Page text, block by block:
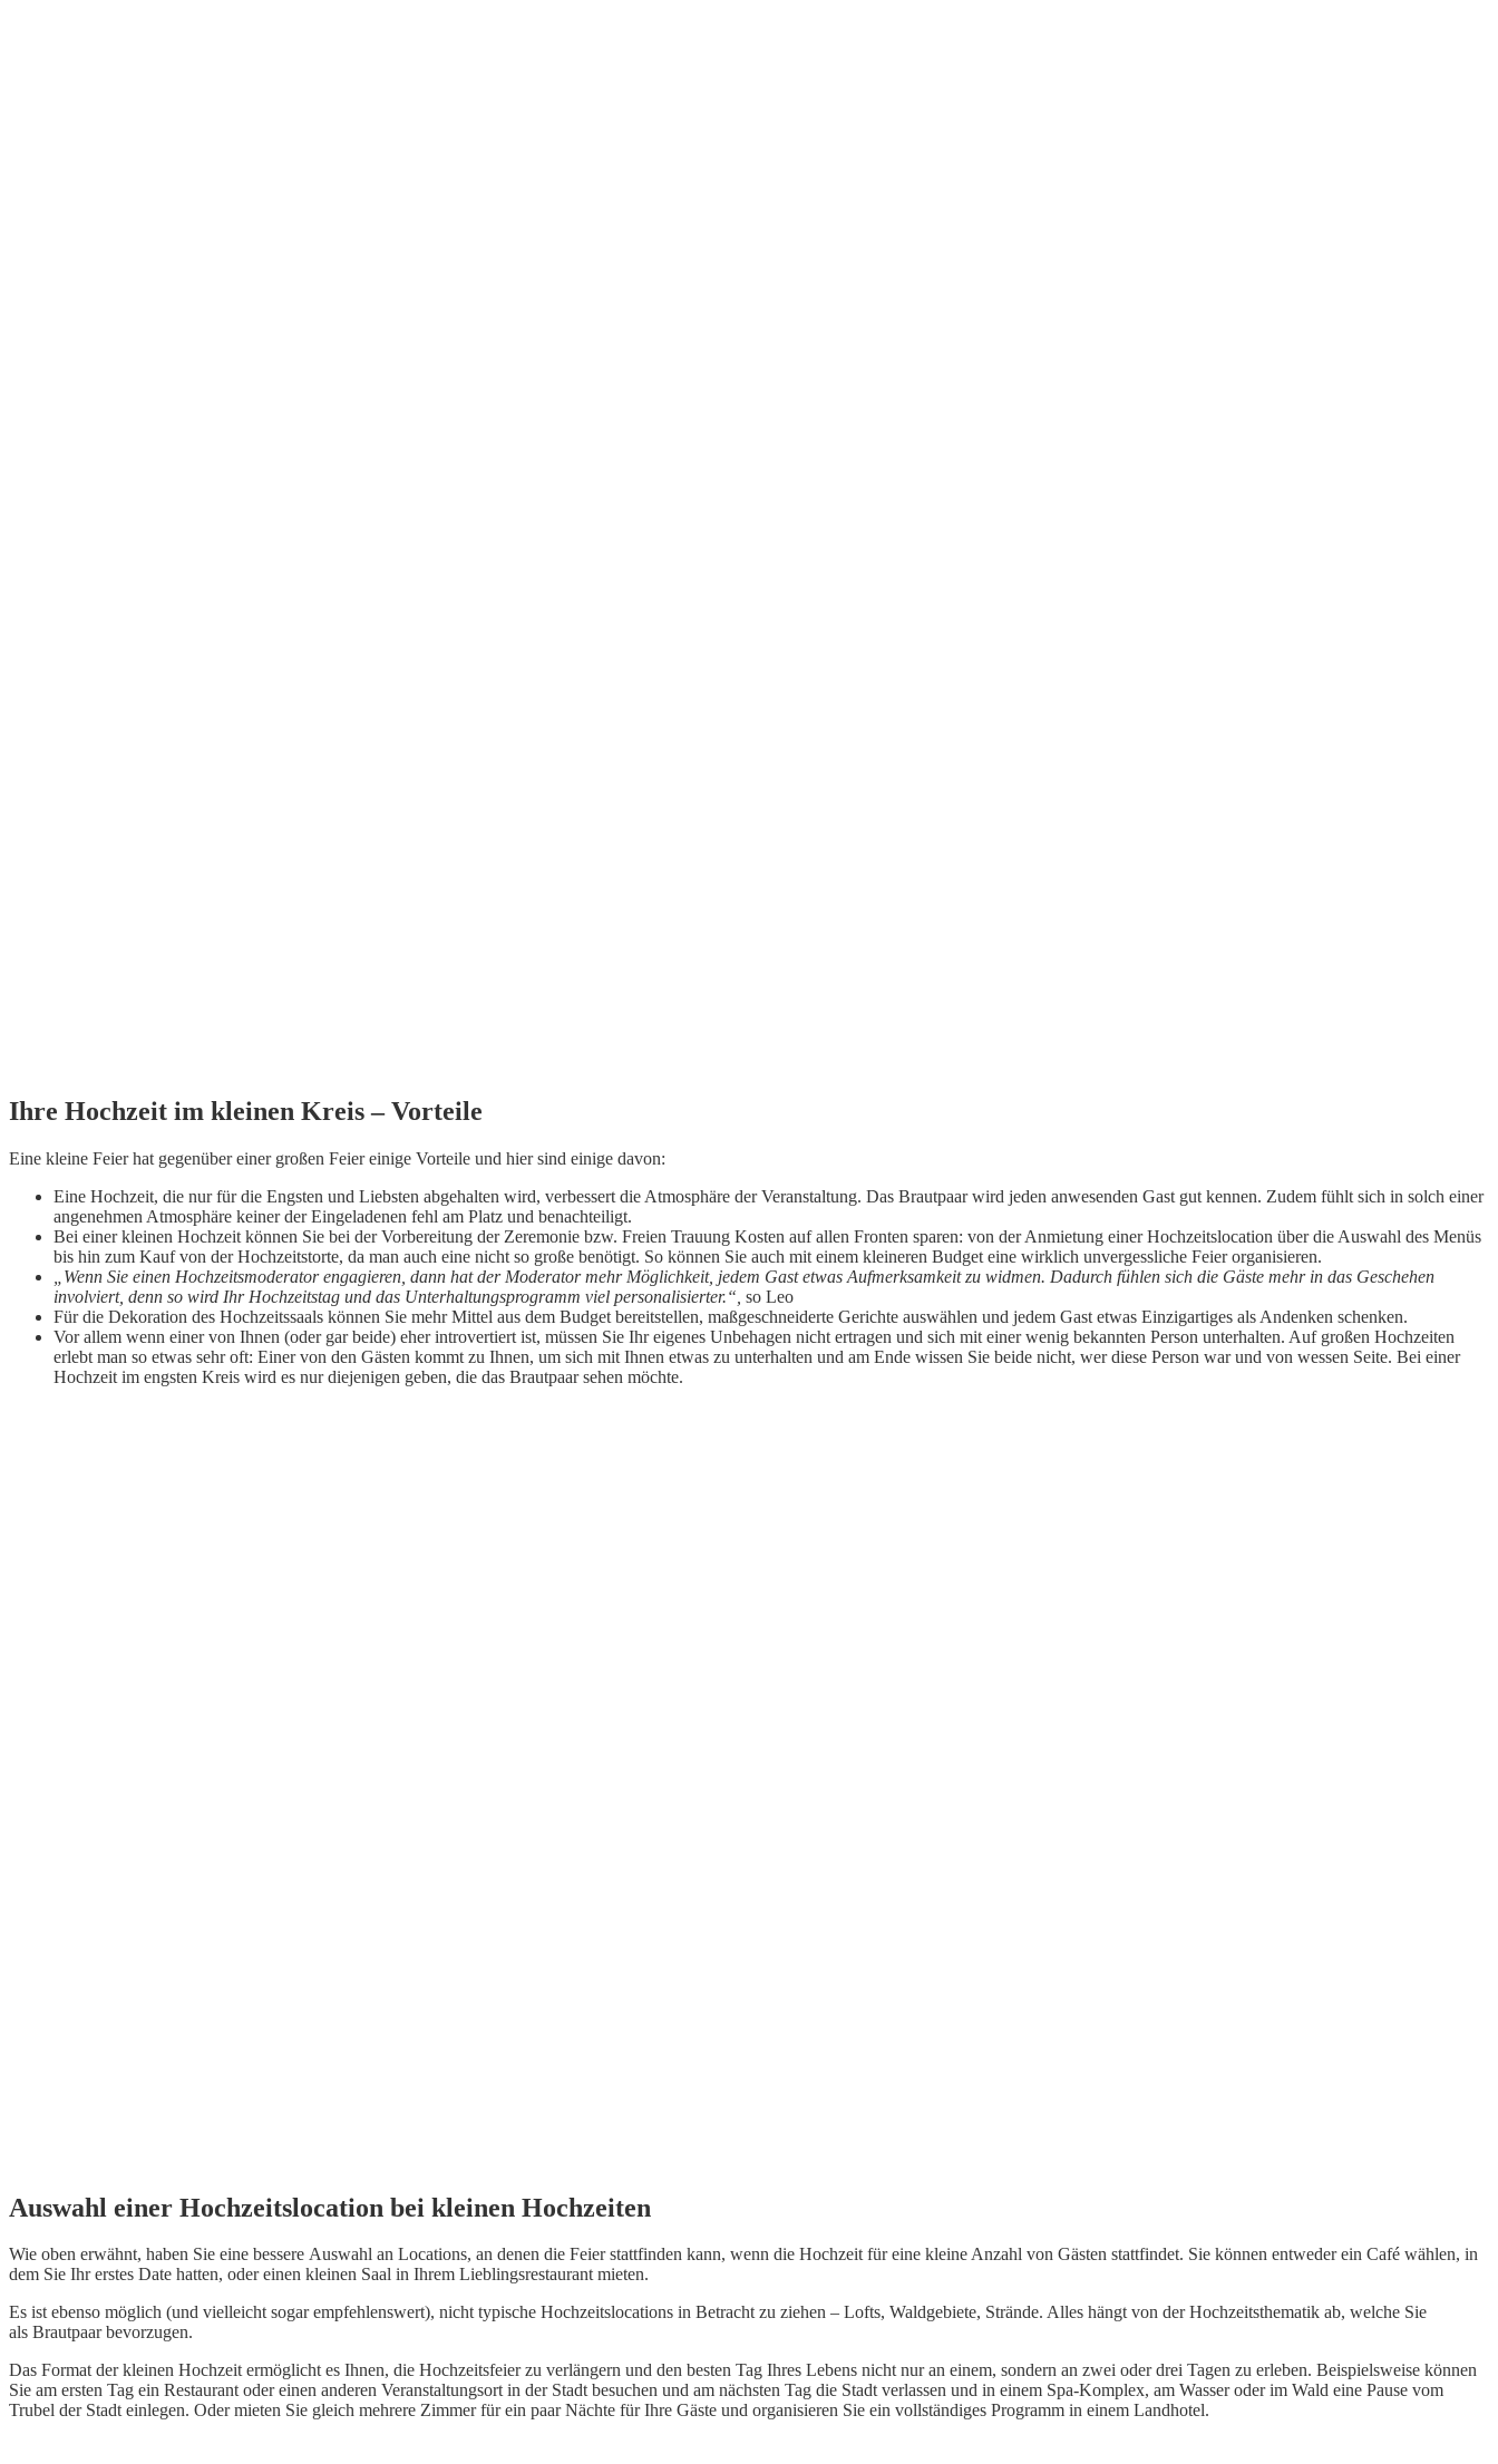
Ihre Hochzeit im kleinen Kreis – Vorteile
Eine kleine Feier hat gegenüber einer großen Feier einige Vorteile und hier sind einige davon:
Eine Hochzeit, die nur für die Engsten und Liebsten abgehalten wird, verbessert die Atmosphäre der Veranstaltung. Das Brautpaar wird jeden anwesenden Gast gut kennen. Zudem fühlt sich in solch einer
angenehmen Atmosphäre keiner der Eingeladenen fehl am Platz und benachteiligt.
Bei einer kleinen Hochzeit können Sie bei der Vorbereitung der Zeremonie bzw. Freien Trauung Kosten auf allen Fronten sparen: von der Anmietung einer Hochzeitslocation über die Auswahl des Menüs
bis hin zum Kauf von der Hochzeitstorte, da man auch eine nicht so große benötigt. So können Sie auch mit einem kleineren Budget eine wirklich unvergessliche Feier organisieren.
„Wenn Sie einen Hochzeitsmoderator engagieren, dann hat der Moderator mehr Möglichkeit, jedem Gast etwas Aufmerksamkeit zu widmen. Dadurch fühlen sich die Gäste mehr in das Geschehen
involviert, denn so wird Ihr Hochzeitstag und das Unterhaltungsprogramm viel personalisierter.“, so Leo
Für die Dekoration des Hochzeitssaals können Sie mehr Mittel aus dem Budget bereitstellen, maßgeschneiderte Gerichte auswählen und jedem Gast etwas Einzigartiges als Andenken schenken.
Vor allem wenn einer von Ihnen (oder gar beide) eher introvertiert ist, müssen Sie Ihr eigenes Unbehagen nicht ertragen und sich mit einer wenig bekannten Person unterhalten. Auf großen Hochzeiten
erlebt man so etwas sehr oft: Einer von den Gästen kommt zu Ihnen, um sich mit Ihnen etwas zu unterhalten und am Ende wissen Sie beide nicht, wer diese Person war und von wessen Seite. Bei einer
Hochzeit im engsten Kreis wird es nur diejenigen geben, die das Brautpaar sehen möchte.
Auswahl einer Hochzeitslocation bei kleinen Hochzeiten
Wie oben erwähnt, haben Sie eine bessere Auswahl an Locations, an denen die Feier stattfinden kann, wenn die Hochzeit für eine kleine Anzahl von Gästen stattfindet. Sie können entweder ein Café wählen, in
dem Sie Ihr erstes Date hatten, oder einen kleinen Saal in Ihrem Lieblingsrestaurant mieten.
Es ist ebenso möglich (und vielleicht sogar empfehlenswert), nicht typische Hochzeitslocations in Betracht zu ziehen – Lofts, Waldgebiete, Strände. Alles hängt von der Hochzeitsthematik ab, welche Sie
als Brautpaar bevorzugen.
Das Format der kleinen Hochzeit ermöglicht es Ihnen, die Hochzeitsfeier zu verlängern und den besten Tag Ihres Lebens nicht nur an einem, sondern an zwei oder drei Tagen zu erleben. Beispielsweise können
Sie am ersten Tag ein Restaurant oder einen anderen Veranstaltungsort in der Stadt besuchen und am nächsten Tag die Stadt verlassen und in einem Spa-Komplex, am Wasser oder im Wald eine Pause vom
Trubel der Stadt einlegen. Oder mieten Sie gleich mehrere Zimmer für ein paar Nächte für Ihre Gäste und organisieren Sie ein vollständiges Programm in einem Landhotel.